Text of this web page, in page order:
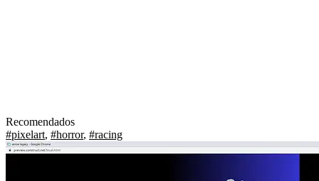
Recomendados
#pixelart, #horror, #racing